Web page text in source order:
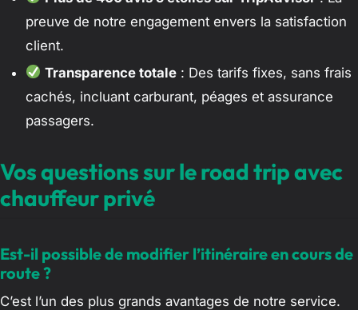
preuve de notre engagement envers la satisfaction
client.
Transparence totale : Des tarifs fixes, sans frais
cachés, incluant carburant, péages et assurance
passagers.
Vos questions sur le road trip avec
chauffeur privé
Est-il possible de modifier l’itinéraire en cours de
route ?
C’est l’un des plus grands avantages de notre service.